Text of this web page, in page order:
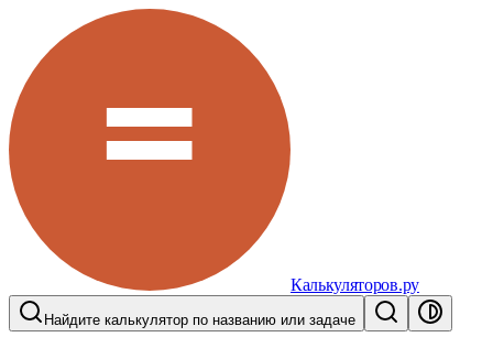
Калькуляторов.ру
Найдите калькулятор по названию или задаче